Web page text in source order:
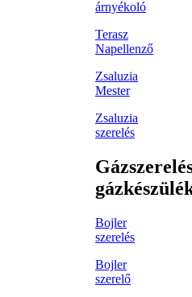
árnyékoló
Terasz
Napellenző
Zsaluzia
Mester
Zsaluzia
szerelés
Bojler
szerelés
Bojler
szerelő